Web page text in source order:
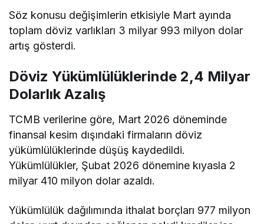
Söz konusu değişimlerin etkisiyle Mart ayında
toplam döviz varlıkları 3 milyar 993 milyon dolar
artış gösterdi.
Döviz Yükümlülüklerinde 2,4 Milyar
Dolarlık Azalış
TCMB verilerine göre, Mart 2026 döneminde
finansal kesim dışındaki firmaların döviz
yükümlülüklerinde düşüş kaydedildi.
Yükümlülükler, Şubat 2026 dönemine kıyasla 2
milyar 410 milyon dolar azaldı.
Yükümlülük dağılımında ithalat borçları 977 milyon